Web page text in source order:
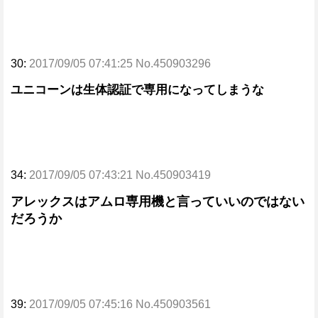
30: 2017/09/05 07:41:25 No.450903296
ユニコーンは生体認証で専用になってしまうな
34: 2017/09/05 07:43:21 No.450903419
アレックスはアムロ専用機と言っていいのではない
だろうか
39: 2017/09/05 07:45:16 No.450903561